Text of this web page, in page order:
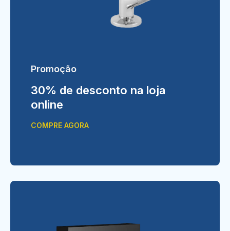
Promoção
30% de desconto na loja
online
COMPRE AGORA